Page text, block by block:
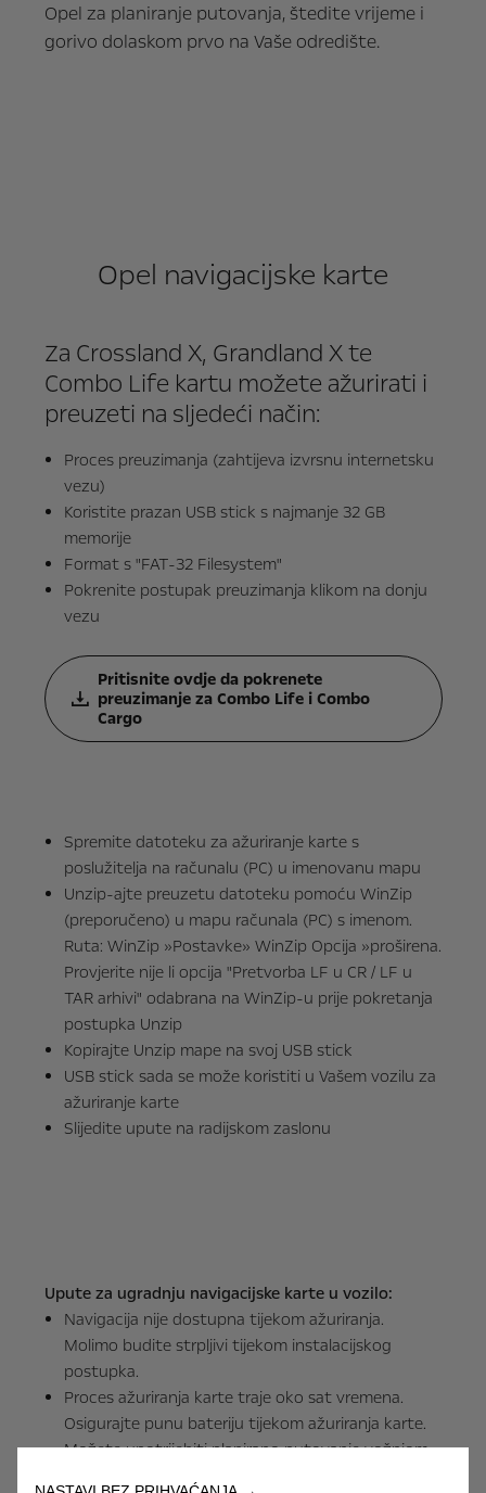
Opel za planiranje putovanja, štedite vrijeme i
gorivo dolaskom prvo na Vaše odredište.
Opel navigacijske karte
Za Crossland X, Grandland X te
Combo Life kartu možete ažurirati i
preuzeti na sljedeći način:
Proces preuzimanja (zahtijeva izvrsnu internetsku
vezu)
Koristite prazan USB stick s najmanje 32 GB
memorije
Format s "FAT-32 Filesystem"
Pokrenite postupak preuzimanja klikom na donju
vezu
Pritisnite ovdje da pokrenete
preuzimanje za Combo Life i Combo
Cargo
Spremite datoteku za ažuriranje karte s
poslužitelja na računalu (PC) u imenovanu mapu
Unzip-ajte preuzetu datoteku pomoću WinZip
(preporučeno) u mapu računala (PC) s imenom.
Ruta: WinZip »Postavke» WinZip Opcija »proširena.
Provjerite nije li opcija "Pretvorba LF u CR / LF u
TAR arhivi" odabrana na WinZip-u prije pokretanja
postupka Unzip
Kopirajte Unzip mape na svoj USB stick
USB stick sada se može koristiti u Vašem vozilu za
ažuriranje karte
Slijedite upute na radijskom zaslonu
Upute za ugradnju navigacijske karte u vozilo:
Navigacija nije dostupna tijekom ažuriranja.
Molimo budite strpljivi tijekom instalacijskog
postupka.
Proces ažuriranja karte traje oko sat vremena.
Osigurajte punu bateriju tijekom ažuriranja karte.
Možete upotrijebiti planirano putovanje vožnjom